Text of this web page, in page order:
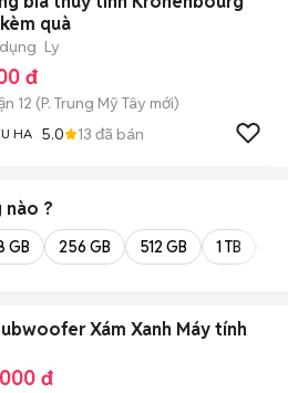
quà
Ly
đ
12 (P. Trung Mỹ Tây mới)
HA 5.0 13 đã bán
nào ?
GB 256 GB 512 GB 1 TB
Xám Xanh Máy tính
đ